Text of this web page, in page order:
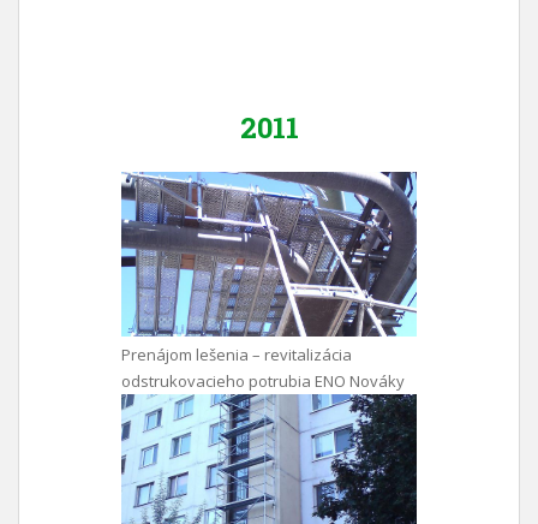
2011
Prenájom lešenia – revitalizácia
odstrukovacieho potrubia ENO Nováky